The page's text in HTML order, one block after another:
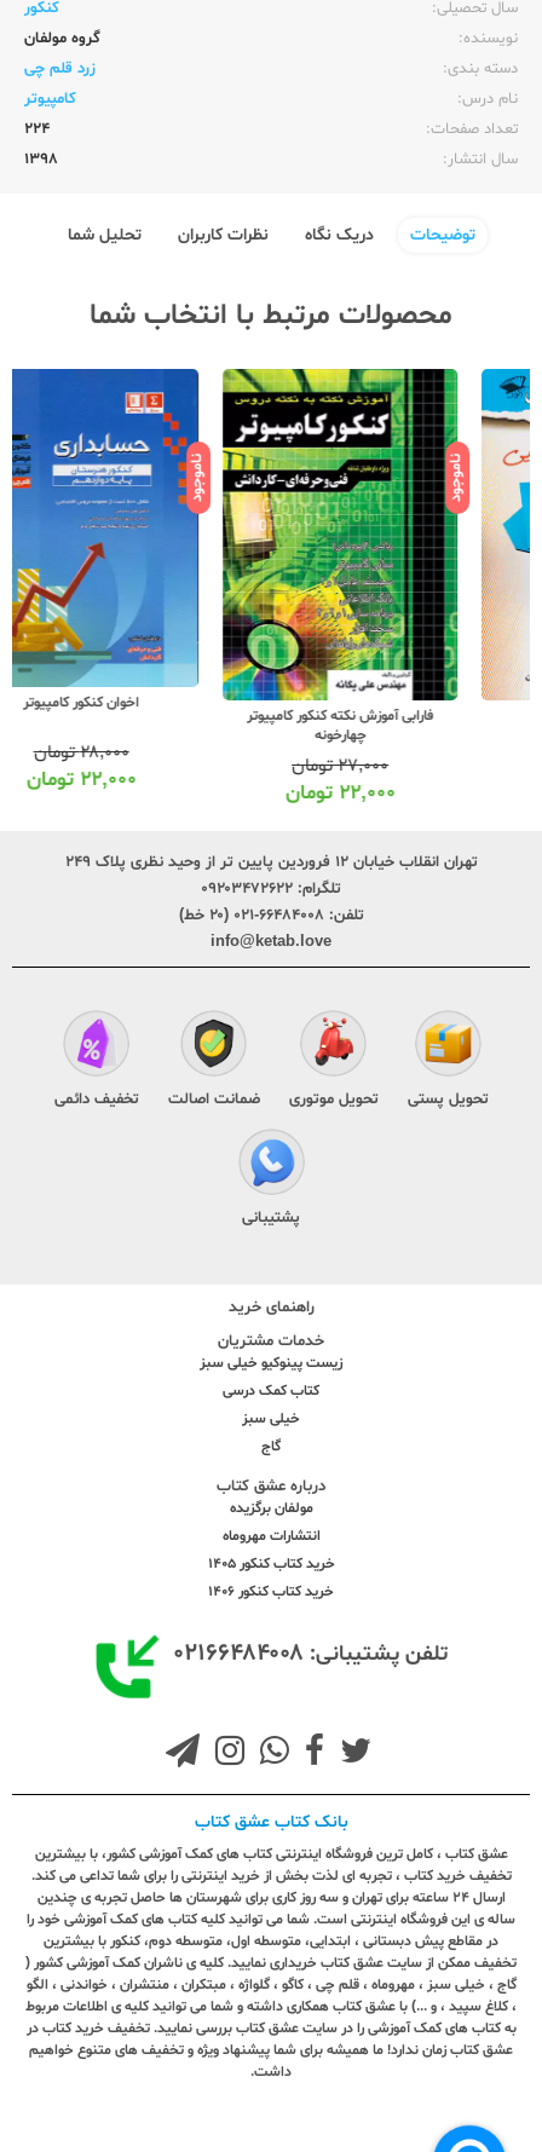
سال تحصیلی:‌
کنکور
نویسنده:‌
گروه مولفان
دسته بندی:
زرد قلم چی
نام درس:
کامپیوتر
تعداد صفحات:‌
224
سال انتشار:‌
1398
توضیحات دریک نگاه نظرات کاربران تحلیل شما
محصولات مرتبط با انتخاب شما
ناموجود
فارابی آموزش نکته کنکور کامپیوتر
تومان
تومان
ناموجود
اخوان کنکور کامپیوتر
تومان
تومان
تهران انقلاب خیابان ۱۲ فروردین پایین تر از وحید نظری پلاک ۲۴۹
تلگرام: ۰۹۲۰۳۴۷۲۶۲۲
تلفن: ۶۶۴۸۴۰۰۸-۰۲۱ (۲۰ خط)
info@ketab.love
تحویل پستی تحویل موتوری ضمانت اصالت تخفیف دائمی
پشتیبانی
راهنمای خرید
خدمات مشتریان
زیست پینوکیو خیلی سبز
کتاب کمک درسی
خیلی سبز
گاج
درباره عشق کتاب
مولفان برگزیده
انتشارات مهروماه
خرید کتاب کنکور 1405
خرید کتاب کنکور 1406
تلفن پشتیبانی: ۰۲۱۶۶۴۸۴۰۰۸
بانک کتاب عشق کتاب
عشق کتاب ، کامل ترین فروشگاه اینترنتی کتاب های کمک آموزشی کشور، با بیشترین
تخفیف خرید کتاب ، تجربه ای لذت بخش از خرید اینترنتی را برای شما تداعی می کند.
ارسال ٢٤ ساعته برای تهران و سه روز کاری برای شهرستان ها حاصل تجربه ی چندین
ساله ی این فروشگاه اینترنتی است. شما می توانید کلیه کتاب های کمک آموزشی خود را
در مقاطع پیش دبستانی ، ابتدایی، متوسطه اول، متوسطه دوم، کنکور با بیشترین
تخفیف ممکن از سایت عشق کتاب خریداری نمایید. کلیه ی ناشران کمک آموزشی کشور (
گاج ، خیلی سبز ، مهروماه ، قلم چی ، کاگو ، گلواژه ، مبتکران ، منتشران ، خواندنی ، الگو
، کلاغ سپید ، و ...) با عشق کتاب همکاری داشته و شما می توانید کلیه ی اطلاعات مربوط
به کتاب های کمک آموزشی را در سایت عشق کتاب بررسی نمایید. تخفیف خرید کتاب در
عشق کتاب زمان ندارد! ما همیشه برای شما پیشنهاد ویژه و تخفیف های متنوع خواهیم
داشت.